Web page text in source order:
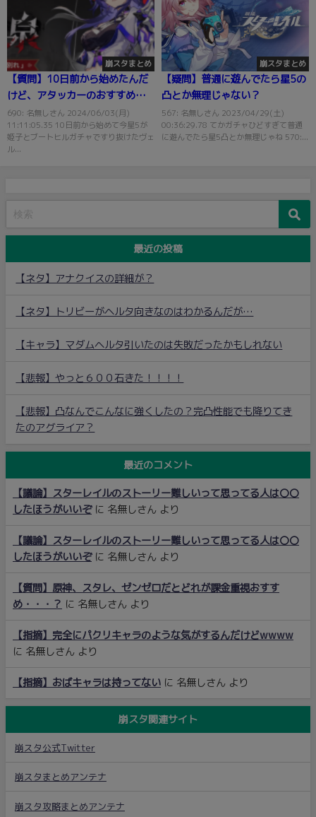
崩スタまとめ
【質問】10日前から始めたんだ
けど、アタッカーのおすすめ
は？
690: 名無しさん 2024/06/03(月)
11:11:05.35 10日前から始めて今星5が
姫子とブートヒルガチャですり抜けたヴェ
ル...
崩スタまとめ
【疑問】普通に遊んでたら星5の
凸とか無理じゃない？
567: 名無しさん 2023/04/29(土)
00:36:29.78 てかガチャひどすぎて普通
に遊んでたら星5凸とか無理じゃね 570:...
最近の投稿
【ネタ】アナクイスの詳細が？
【ネタ】トリビーがヘルタ向きなのはわかるんだが…
【キャラ】マダムヘルタ引いたのは失敗だったかもしれない
【悲報】やっと６００石きた！！！！
【悲報】凸なんでこんなに強くしたの？完凸性能でも降りてき
たのアグライア？
最近のコメント
【議論】スターレイルのストーリー難しいって思ってる人は〇〇
したほうがいいぞに 名無しさん より
【議論】スターレイルのストーリー難しいって思ってる人は〇〇
したほうがいいぞに 名無しさん より
【質問】原神、スタレ、ゼンゼロだとどれが課金重視おすす
め・・・？ に 名無しさん より
【指摘】完全にパクリキャラのような気がするんだけどwwww
に 名無しさん より
【指摘】おばキャラは持ってない に 名無しさん より
崩スタ関連サイト
崩スタ公式Twitter
崩スタまとめアンテナ
崩スタ攻略まとめアンテナ